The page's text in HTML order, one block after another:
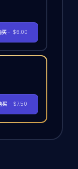
买- $6.00
买- $7.50